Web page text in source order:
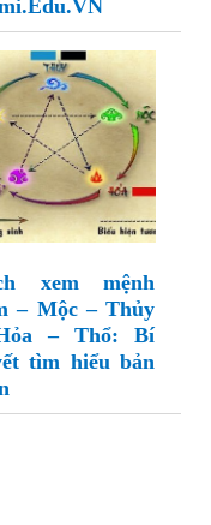
xem mệnh
– Mộc – Thủy
– Thổ: Bí
tìm hiểu bản